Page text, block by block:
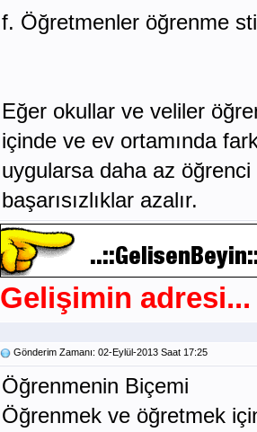
f. Öğretmenler öğrenme
Eğer okullar ve veliler
içinde ve ev ortamında
uygularsa daha az öğrenci
başarısızlıklar azalır.
Gelişimin adresi...
Gönderim Zamanı: 02-Eylül-2013 Saat 17:25
Öğrenmenin Biçemi
Öğrenmek ve öğretmek